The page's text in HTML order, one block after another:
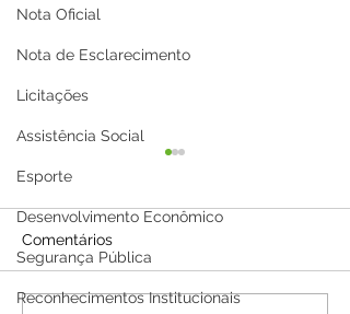
Nota Oficial
Nota de Esclarecimento
Licitações
Assistência Social
Esporte
Desenvolvimento Econômico
Segurança Pública
Reconhecimentos Institucionais
Comentários